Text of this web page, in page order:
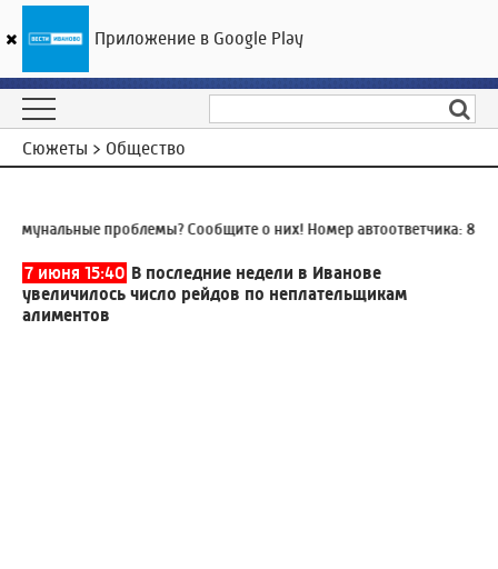
ГТРК «Ивтелерадио»
Сюжеты > Общество
проблемы? Сообщите о них! Номер автоответчика:8
7 июня 15:40 В последние недели в Иванове
увеличилось число рейдов по неплательщикам
алиментов
Приложение в Google Play